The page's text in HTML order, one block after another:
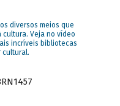
diversos meios que
cultura. Veja no vídeo
incríveis bibliotecas
cultural.